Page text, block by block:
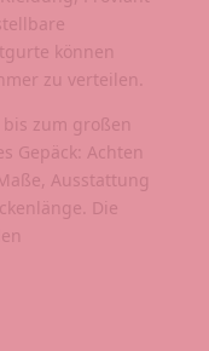
können
zu verteilen.
zum großen
Gepäck: Achten
Ausstattung
Die